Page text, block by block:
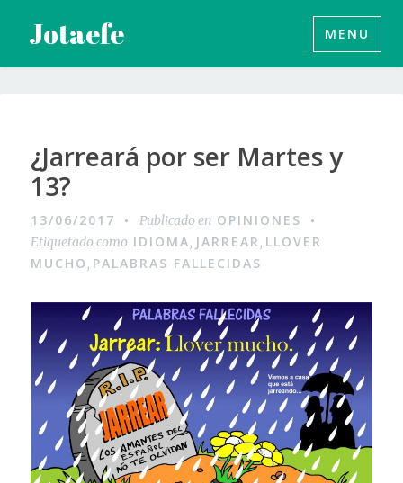
contenido
Jotaefe MENU
¿Jarreará por ser Martes y
13?
13/06/2017 Publicado en OPINIONES
Etiquetado como IDIOMA, JARREAR, LLOVER
MUCHO, PALABRAS FALLECIDAS